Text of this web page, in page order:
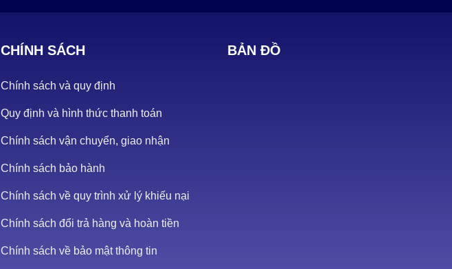
CHÍNH SÁCH
Chính sách và quy định
Quy định và hình thức thanh toán
Chính sách vận chuyển, giao nhận
Chính sách bảo hành
Chính sách về quy trình xử lý khiếu nại
Chính sách đổi trả hàng và hoàn tiền
Chính sách về bảo mật thông tin
BẢN ĐỒ